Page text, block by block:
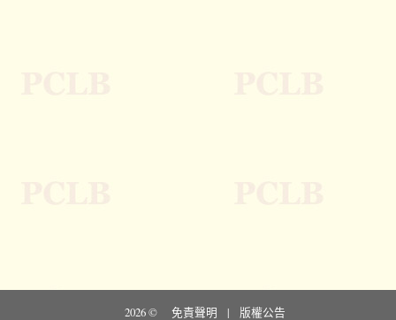
2026 © 免責聲明 | 版權公告